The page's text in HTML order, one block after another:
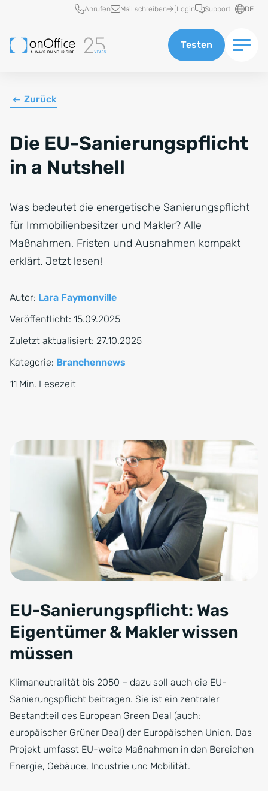
Schnellzugriff
Anrufen Mail schreiben Login Support DE
Testen
Zurück
Die EU-Sanierungspflicht
in a Nutshell
Was bedeutet die energetische Sanierungspflicht
für Immobilienbesitzer und Makler? Alle
Maßnahmen, Fristen und Ausnahmen kompakt
erklärt. Jetzt lesen!
Autor: Lara Faymonville
Veröffentlicht: 15.09.2025
Zuletzt aktualisiert: 27.10.2025
Kategorie: Branchennews
11 Min. Lesezeit
EU-Sanierungspflicht: Was
Eigentümer & Makler wissen
müssen
Klimaneutralität bis 2050 – dazu soll auch die EU-
Sanierungspflicht beitragen. Sie ist ein zentraler
Bestandteil des European Green Deal (auch:
europäischer Grüner Deal) der Europäischen Union. Das
Projekt umfasst EU-weite Maßnahmen in den Bereichen
Energie, Gebäude, Industrie und Mobilität.